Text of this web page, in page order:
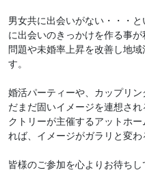
男女共に出会いがない・・・
に出会いのきっかけを作る事
問題や未婚率上昇を改善し地
す。
婚活パーティーや、カップリ
だまだ固いイメージを連想さ
クトリーが主催するアットホ
れば、イメージがガラリと変わ
皆様のご参加を心よりお待ちし